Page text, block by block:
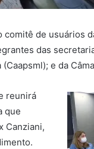
de usuários
das
e da
reunirá
que
Canziani,